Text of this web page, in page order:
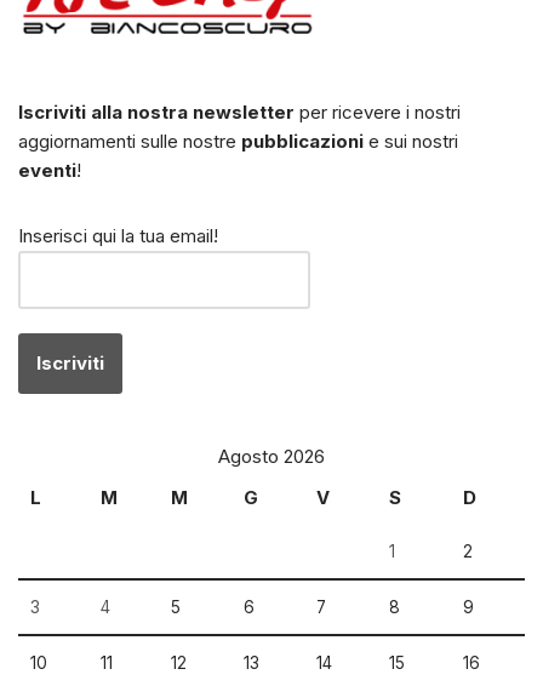
Iscriviti alla nostra newsletter per ricevere i nostri
aggiornamenti sulle nostre pubblicazioni e sui nostri
eventi!
Inserisci qui la tua email!
Agosto 2026
L
M M G V S D
1 2
3 4 5 6 7 8 9
10 11 12 13 14 15 16